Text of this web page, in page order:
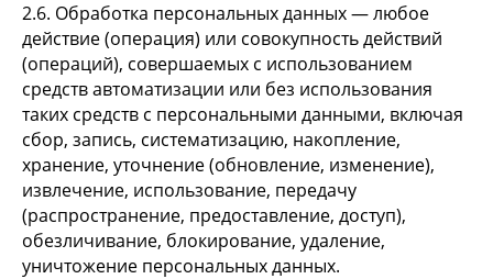
2.6. Обработка персональных данных — любое
действие (операция) или совокупность действий
(операций), совершаемых с использованием
средств автоматизации или без использования
таких средств с персональными данными, включая
сбор, запись, систематизацию, накопление,
хранение, уточнение (обновление, изменение),
извлечение, использование, передачу
(распространение, предоставление, доступ),
обезличивание, блокирование, удаление,
уничтожение персональных данных.